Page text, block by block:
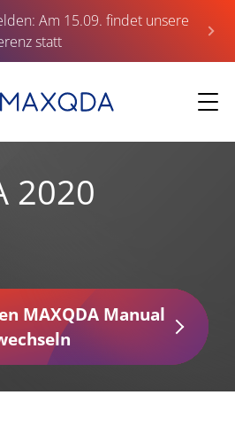
Am 15.09. findet unsere
statt
2020
MAXQDA Manual